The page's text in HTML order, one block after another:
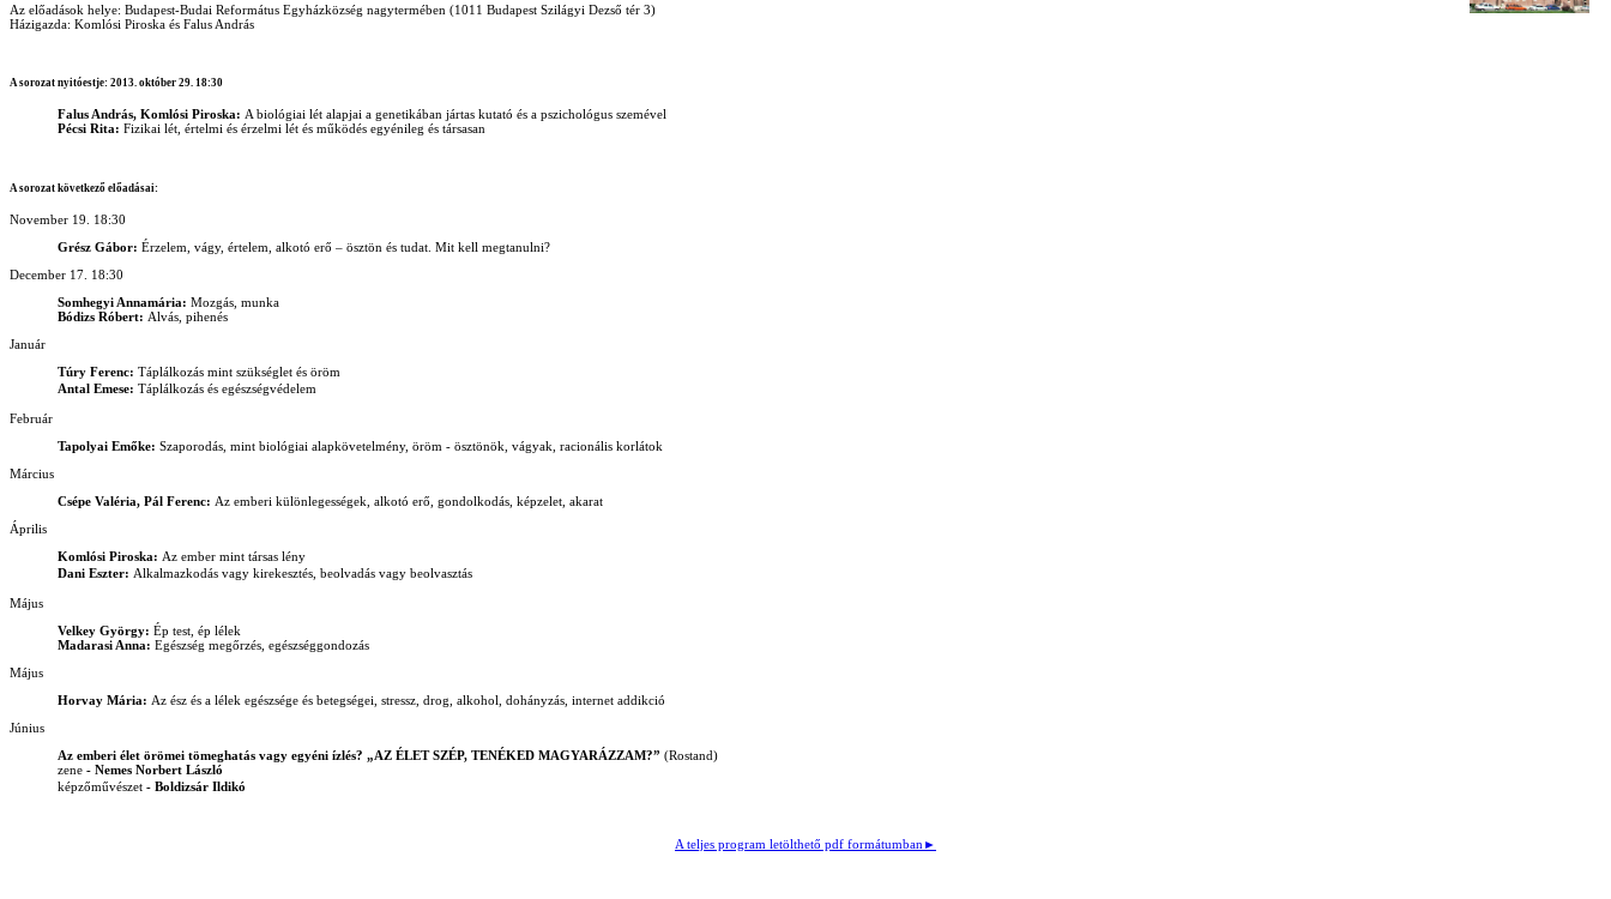
Az előadások helye: Budapest-Budai Református Egyházközség nagytermében (1011 Budapest Szilágyi Dezső tér 3)
Házigazda: Komlósi Piroska és Falus András
A sorozat nyitóestje: 2013. október 29. 18:30
Falus András, Komlósi Piroska: A biológiai lét alapjai a genetikában jártas kutató és a pszichológus szemével
Pécsi Rita: Fizikai lét, értelmi és érzelmi lét és működés egyénileg és társasan
A sorozat következő előadásai:
November 19. 18:30
Grész Gábor: Érzelem, vágy, értelem, alkotó erő – ösztön és tudat. Mit kell megtanulni?
December 17. 18:30
Somhegyi Annamária: Mozgás, munka
Bódizs Róbert: Alvás, pihenés
Január
Túry Ferenc: Táplálkozás mint szükséglet és öröm
Antal Emese: Táplálkozás és egészségvédelem
Február
Tapolyai Emőke: Szaporodás, mint biológiai alapkövetelmény, öröm - ösztönök, vágyak, racionális korlátok
Március
Csépe Valéria, Pál Ferenc: Az emberi különlegességek, alkotó erő, gondolkodás, képzelet, akarat
Április
Komlósi Piroska: Az ember mint társas lény
Dani Eszter: Alkalmazkodás vagy kirekesztés, beolvadás vagy beolvasztás
Május
Velkey György: Ép test, ép lélek
Madarasi Anna: Egészség megőrzés, egészséggondozás
Május
Horvay Mária: Az ész és a lélek egészsége és betegségei, stressz, drog, alkohol, dohányzás, internet addikció
Június
Az emberi élet örömei tömeghatás vagy egyéni ízlés? „AZ ÉLET SZÉP, TENÉKED MAGYARÁZZAM?” (Rostand)
zene - Nemes Norbert László
képzőművészet - Boldizsár Ildikó
A teljes program letölthető pdf formátumban►